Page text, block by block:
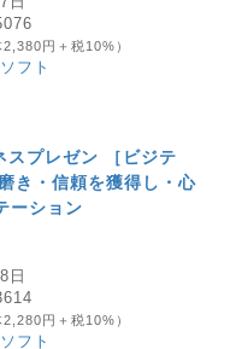
2,380円＋税10%）
フト
プレゼン ［ビジテ
き・信頼を獲得し・心
ーション
日
2,280円＋税10%）
フト